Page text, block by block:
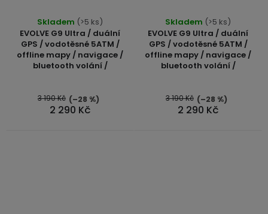
EVOLVE G9 Ultra / duální
GPS / vodotěsné 5ATM /
offline mapy / navigace /
bluetooth volání /
Skladem (>5 ks)
2 290 Kč
3 190 Kč (–28 %)
EVOLVE G9 Ultra / duální
GPS / vodotěsné 5ATM /
offline mapy / navigace /
bluetooth volání /
Skladem (>5 ks)
2 290 Kč
3 190 Kč (–28 %)